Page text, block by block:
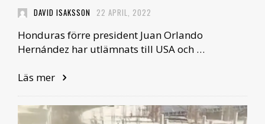
DAVID ISAKSSON 22 APRIL, 2022
Honduras förre president Juan Orlando
Hernández har utlämnats till USA och …
Läs mer